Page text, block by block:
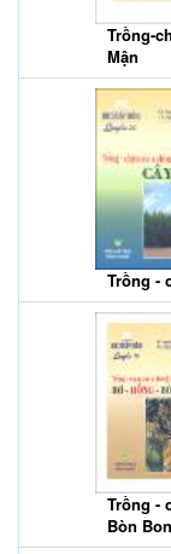
Trồng-
Mận
Trồng -
Trồng -
Bòn Bon